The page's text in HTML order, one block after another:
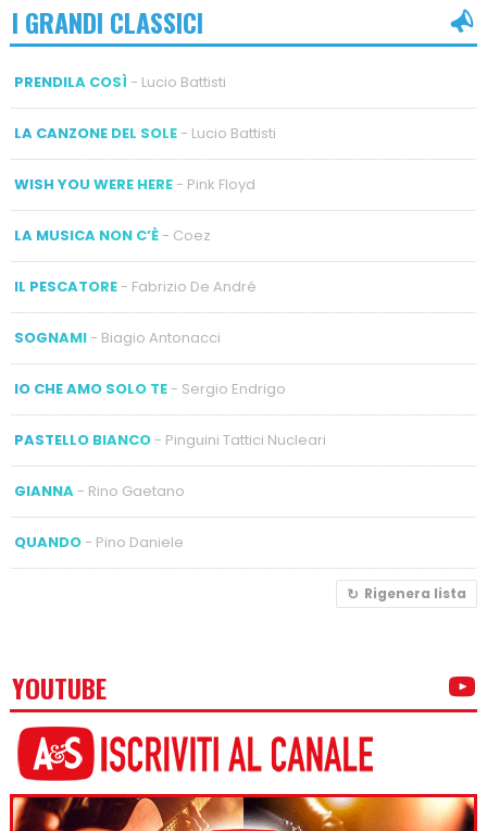
I GRANDI CLASSICI
PRENDILA COSÌ - Lucio Battisti
LA CANZONE DEL SOLE- Lucio Battisti
WISH YOU WERE HERE- Pink Floyd
LA MUSICA NON C’È- Coez
IL PESCATORE- Fabrizio De André
SOGNAMI- Biagio Antonacci
IO CHE AMO SOLO TE- Sergio Endrigo
PASTELLO BIANCO- Pinguini Tattici Nucleari
GIANNA- Rino Gaetano
QUANDO- Pino Daniele
Rigenera lista
YOUTUBE